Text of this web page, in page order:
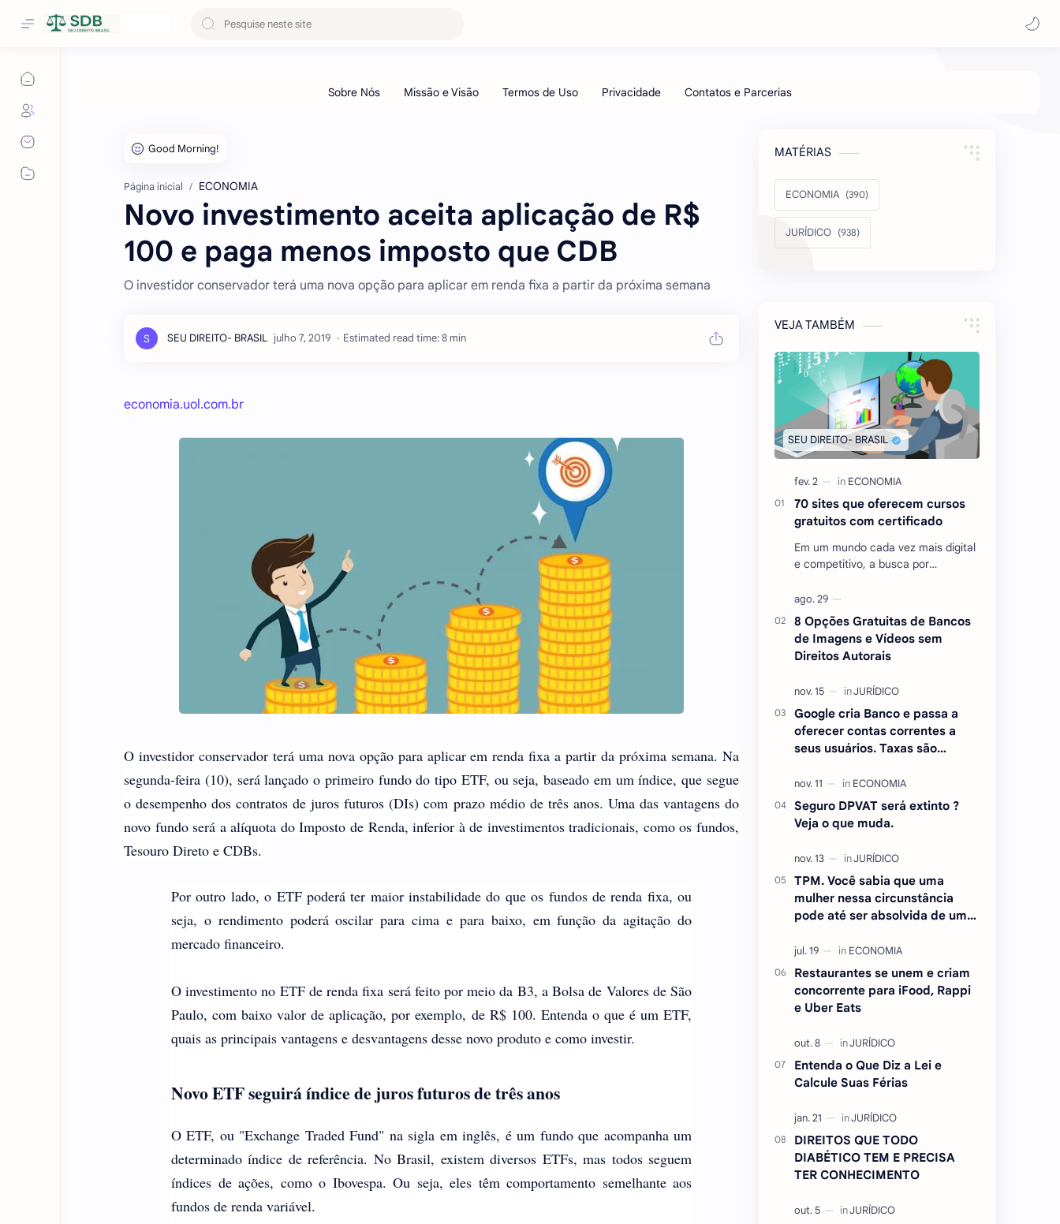
Página inicial ECONOMIA
Novo investimento aceita aplicação de R$
100 e paga menos imposto que CDB
O investidor conservador terá uma nova opção para aplicar em renda fixa a partir da próxima semana
Estimated read time: 8 min
economia.uol.com.br
O investidor conservador terá uma nova opção para aplicar em renda fixa a partir da próxima semana. Na
segunda-feira (10), será lançado o primeiro fundo do tipo ETF, ou seja, baseado em um índice, que segue
o desempenho dos contratos de juros futuros (DIs) com prazo médio de três anos. Uma das vantagens do
novo fundo será a alíquota do Imposto de Renda, inferior à de investimentos tradicionais, como os fundos,
Tesouro Direto e CDBs.
Por outro lado, o ETF poderá ter maior instabilidade do que os fundos de renda fixa, ou
seja, o rendimento poderá oscilar para cima e para baixo, em função da agitação do
mercado financeiro.
O investimento no ETF de renda fixa será feito por meio da B3, a Bolsa de Valores de São
Paulo, com baixo valor de aplicação, por exemplo, de R$ 100. Entenda o que é um ETF,
quais as principais vantagens e desvantagens desse novo produto e como investir.
Novo ETF seguirá índice de juros futuros de três anos
O ETF, ou "Exchange Traded Fund" na sigla em inglês, é um fundo que acompanha um
determinado índice de referência. No Brasil, existem diversos ETFs, mas todos seguem
índices de ações, como o Ibovespa. Ou seja, eles têm comportamento semelhante aos
fundos de renda variável.
MATÉRIAS
ECONOMIA
JURÍDICO
VEJA TAMBÉM
70 sites que oferecem cursos
gratuitos com certificado
Em um mundo cada vez mais digital
e competitivo, a busca por
tornou-se essencial para quem
deseja se destacar no mercado …
8 Opções Gratuitas de Bancos
de Imagens e Vídeos sem
Direitos Autorais
Google cria Banco e passa a
oferecer contas correntes a
seus usuários. Taxas são
Seguro DPVAT será extinto ?
Veja o que muda.
TPM. Você sabia que uma
mulher nessa circunstância
pode até ser absolvida de um
Restaurantes se unem e criam
concorrente para iFood, Rappi
e Uber Eats
Entenda o Que Diz a Lei e
Calcule Suas Férias
DIREITOS QUE TODO
DIABÉTICO TEM E PRECISA
TER CONHECIMENTO